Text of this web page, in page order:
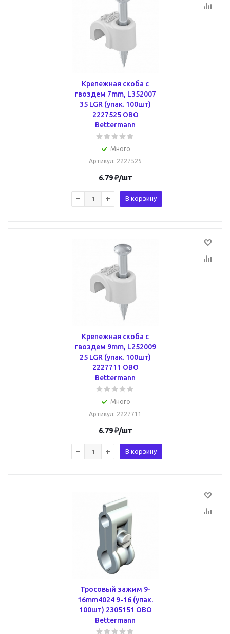
Крепежная скоба с
гвоздем 7mm, L352007
35 LGR (упак. 100шт)
2227525 OBO
Bettermann
Много
Артикул: 2227525
6.79₽/шт
В корзину
Крепежная скоба с
гвоздем 9mm, L252009
25 LGR (упак. 100шт)
2227711 OBO
Bettermann
Много
Артикул: 2227711
6.79₽/шт
В корзину
Тросовый зажим 9-
16mm4024 9-16 (упак.
100шт) 2305151 OBO
Bettermann